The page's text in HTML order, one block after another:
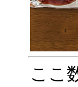
ここ